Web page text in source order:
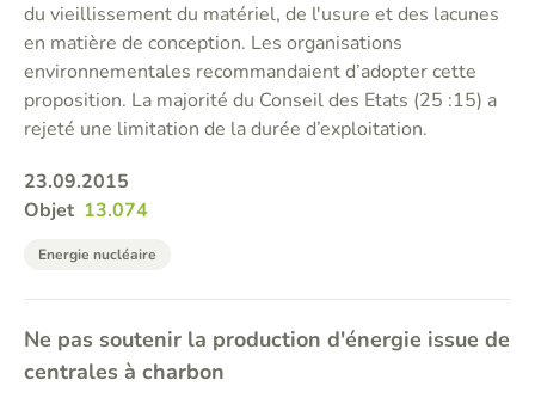
du vieillissement du matériel, de l'usure et des lacunes
en matière de conception. Les organisations
environnementales recommandaient d’adopter cette
proposition. La majorité du Conseil des Etats (25 :15) a
rejeté une limitation de la durée d’exploitation.
23.09.2015
Objet 13.074
Energie nucléaire
Ne pas soutenir la production d'énergie issue de
centrales à charbon